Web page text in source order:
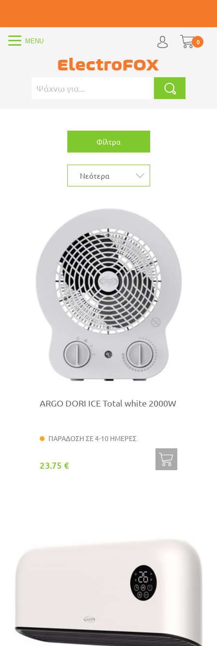
0
Φίλτρα
ARGO DORI ICE Total white 2000W
ΠΑΡΑΔΟΣΗ ΣΕ 4-10 ΗΜΕΡΕΣ
23.75 €